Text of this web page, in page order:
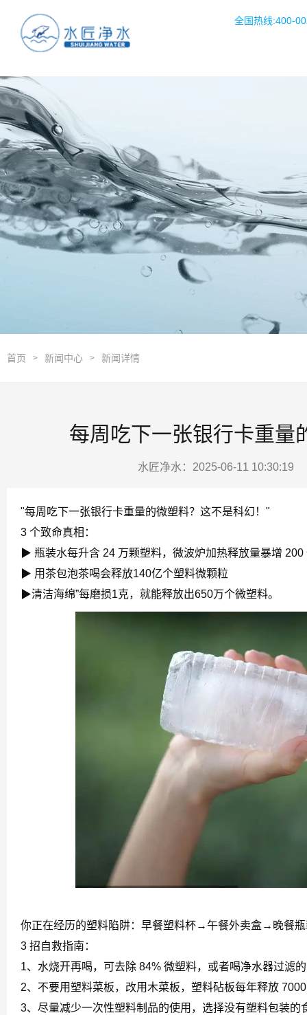
全国热线:400-
首页 > 新闻中心 > 新闻详情
每周吃下一张银行卡重量
水匠净水：2025-06-11 10:30:19
"每周吃下一张银行卡重量的微塑料？这不是科幻！"
3 个致命真相：
▶ 瓶装水每升含 24 万颗塑料，微波炉加热释放量暴增 200
▶ 用茶包泡茶喝会释放140亿个塑料微颗粒
▶清洁海绵”每磨损1克，就能释放出650万个微塑料。
你正在经历的塑料陷阱：早餐塑料杯→午餐外卖盒→晚餐
3 招自救指南 ：
1、水烧开再喝，可去除 84% 微塑料，或者喝净水器过滤
2、不要用塑料菜板，改用木菜板，塑料砧板每年释放
3、尽量减少一次性塑料制品的使用，选择没有塑料包装